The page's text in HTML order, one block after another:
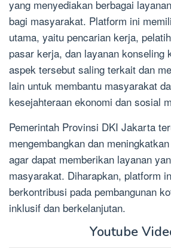
yang menyediakan berbagai
bagi masyarakat. Platform ini
utama, yaitu pencarian kerja,
pasar kerja, dan layanan konseling
aspek tersebut saling terkait dan
lain untuk membantu masyarakat
kesejahteraan ekonomi dan sosial
Pemerintah Provinsi DKI Jakarta
mengembangkan dan
agar dapat memberikan layanan
masyarakat. Diharapkan, platform
berkontribusi pada pembangunan
inklusif dan berkelanjutan.
Youtube